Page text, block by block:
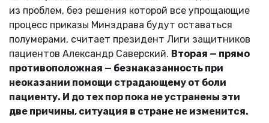
из проблем, без решения которой все упрощающие
процесс приказы Минздрава будут оставаться
полумерами, считает президент Лиги защитников
пациентов Александр Саверский. Вторая — прямо
противоположная — безнаказанность при
неоказании помощи страдающему от боли
пациенту. И до тех пор пока не устранены эти
две причины, ситуация в стране не изменится.